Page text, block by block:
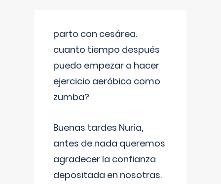
parto con cesárea.
cuanto tiempo después
puedo empezar a hacer
ejercicio aeróbico como
zumba?
Buenas tardes Nuria,
antes de nada queremos
agradecer la confianza
depositada en nosotras.